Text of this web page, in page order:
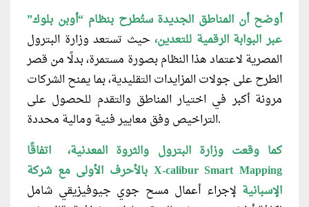
أوضح أن المناطق الجديدة ستُطرح بنظام “أوبن بلوك”
عبر البوابة الرقمية للتعدين،حيث تستعد وزارة البترول
المصرية لاعتماد هذا النظام بصورة مستمرة، بدلًا من قصر
الطرح على جولات المزايدات التقليدية، بما يمنح الشركات
مرونة أكبر في اختيار المناطق والتقدم للحصول على
التراخيص وفق معايير فنية ومالية محددة.
كما وقعت وزارة البترول والثروة المعدنية، اتفاقًا
بالأحرف الأولى مع شركة X-calibur Smart Mapping
الإسبانية لإجراء أعمال مسح جوي جيوفيزيقي شامل